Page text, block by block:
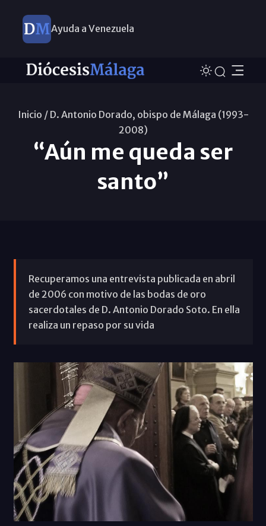
Ayuda a Venezuela
Inicio / D. Antonio Dorado, obispo de Málaga (1993-
2008)
“Aún me queda ser
santo”
Recuperamos una entrevista publicada en abril
de 2006 con motivo de las bodas de oro
sacerdotales de D. Antonio Dorado Soto. En ella
realiza un repaso por su vida